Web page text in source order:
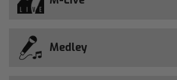
Medley